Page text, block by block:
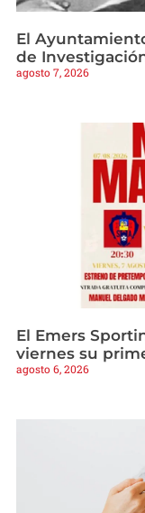
El
de
agosto 7, 2026
El Emers
viernes su
agosto 6, 2026